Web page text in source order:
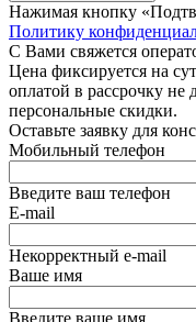
Нажимая кнопку
Политику
С Вами свяжется
Цена фиксируется на
оплатой в рассрочку
персональные скидки.
Оставьте заявку для
Мобильный телефон
Введите ваш телефон
E-mail
Некорректный e-mail
Ваше имя
Введите ваше имя